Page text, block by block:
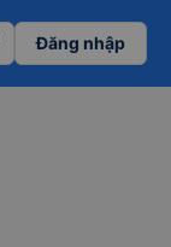
Đăng nhập